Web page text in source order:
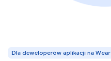
Dla deweloperów aplikacji na Wear